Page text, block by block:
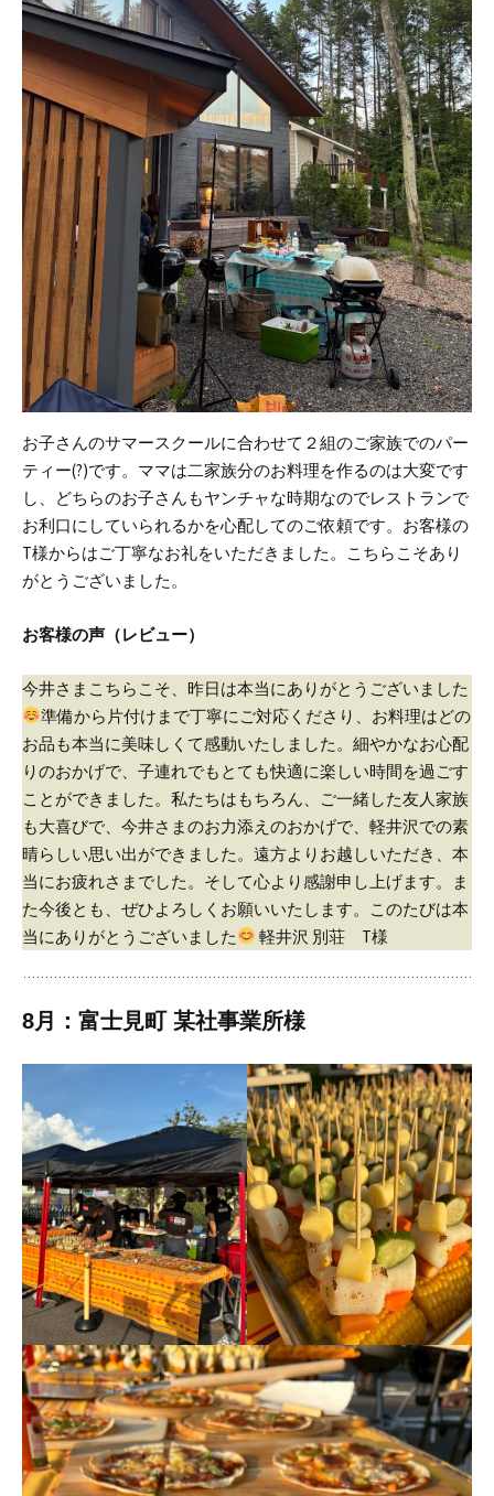
お子さんのサマースクールに合わせて２組のご家族でのパー
ティー(?)です。 ママは二家族分のお料理を作るのは大変です
し、どちらのお子さんもヤンチャな時期なのでレストランで
お利口にしていられるかを心配してのご依頼です。 お客様の
T様からはご丁寧なお礼をいただきました。こちらこそあり
がとうございました。
お客様の声（レビュー）
今井さま こちらこそ、昨日は本当にありがとうございました
準備から片付けまで丁寧にご対応くださり、お料理はどの
お品も本当に美味しくて感動いたしました。 細やかなお心配
りのおかげで、子連れでもとても快適に楽しい時間を過ごす
ことができました。 私たちはもちろん、ご一緒した友人家族
も大喜びで、今井さまのお力添えのおかげで、軽井沢での素
晴らしい思い出ができました。 遠方よりお越しいただき、本
当にお疲れさまでした。そして心より感謝申し上げます。
ま
た今後とも、ぜひよろしくお願いいたします。
このたびは本
当にありがとうございました
軽井沢 別荘 T様
8月：富士見町 某社事業所様